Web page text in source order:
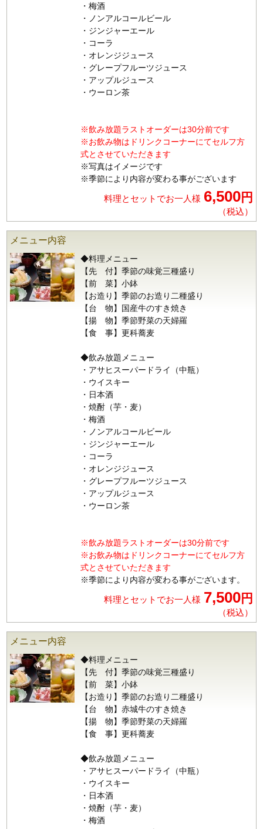
・梅酒
・ノンアルコールビール
・ジンジャーエール
・コーラ
・オレンジジュース
・グレープフルーツジュース
・アップルジュース
・ウーロン茶
※飲み放題ラストオーダーは30分前です
※お飲み物はドリンクコーナーにてセルフ方
式とさせていただきます
※写真はイメージです
※季節により内容が変わる事がございます
料理とセットでお一人様 6,500円
（税込）
メニュー内容
◆料理メニュー
【先 付】季節の味覚三種盛り
【前 菜】小鉢
【お造り】季節のお造り二種盛り
【台 物】国産牛のすき焼き
【揚 物】季節野菜の天婦羅
【食 事】更科蕎麦
◆飲み放題メニュー
・アサヒスーパードライ（中瓶）
・ウイスキー
・日本酒
・焼酎（芋・麦）
・梅酒
・ノンアルコールビール
・ジンジャーエール
・コーラ
・オレンジジュース
・グレープフルーツジュース
・アップルジュース
・ウーロン茶
※飲み放題ラストオーダーは30分前です
※お飲み物はドリンクコーナーにてセルフ方
式とさせていただきます
※季節により内容が変わる事がございます。
料理とセットでお一人様 7,500円
（税込）
メニュー内容
◆料理メニュー
【先 付】季節の味覚三種盛り
【前 菜】小鉢
【お造り】季節のお造り二種盛り
【台 物】赤城牛のすき焼き
【揚 物】季節野菜の天婦羅
【食 事】更科蕎麦
◆飲み放題メニュー
・アサヒスーパードライ（中瓶）
・ウイスキー
・日本酒
・焼酎（芋・麦）
・梅酒